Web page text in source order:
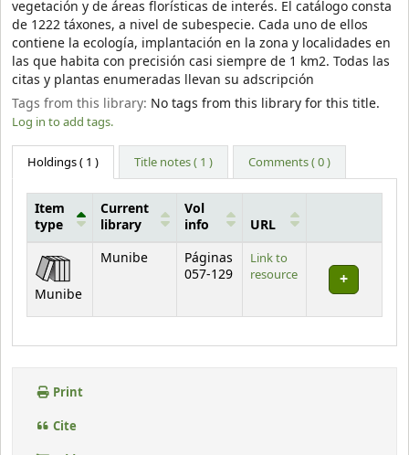
vegetación y de áreas florísticas de interés. El catálogo consta
de 1222 táxones, a nivel de subespecie. Cada uno de ellos
contiene la ecología, implantación en la zona y localidades en
las que habita con precisión casi siempre de 1 km2. Todas las
citas y plantas enumeradas llevan su adscripción
Tags from this library: No tags from this library for this title.
Log in to add tags.
Holdings( 1 ) Title notes ( 1 ) Comments ( 0 )
Holdings
Item
type
Current
library
Vol
info
URL
Munibe
Munibe
Páginas
057-129
Link to
resource
Print
Cite